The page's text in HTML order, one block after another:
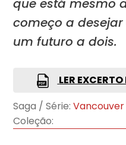
que está mesmo
começo a
um futuro a dois.
LER
Saga / Série:
Coleção: